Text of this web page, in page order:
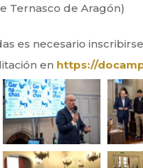
Ternasco de Aragón)
es necesario
en https://